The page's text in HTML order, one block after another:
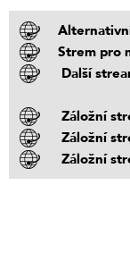
Strem pro
Další
Záložní
Záložní
Záložní